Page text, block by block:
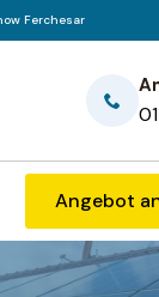
Ferchesar
Angebot